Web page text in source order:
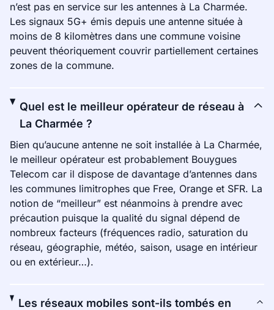
n’est pas en service sur les antennes à La Charmée.
Les signaux 5G+ émis depuis une antenne située à
moins de 8 kilomètres dans une commune voisine
peuvent théoriquement couvrir partiellement certaines
zones de la commune.
Quel est le meilleur opérateur de réseau à
La Charmée ?
Bien qu’aucune antenne ne soit installée à La Charmée,
le meilleur opérateur est probablement Bouygues
Telecom car il dispose de davantage d’antennes dans
les communes limitrophes que Free, Orange et SFR. La
notion de “meilleur” est néanmoins à prendre avec
précaution puisque la qualité du signal dépend de
nombreux facteurs (fréquences radio, saturation du
réseau, géographie, météo, saison, usage en intérieur
ou en extérieur…).
Les réseaux mobiles sont-ils tombés en